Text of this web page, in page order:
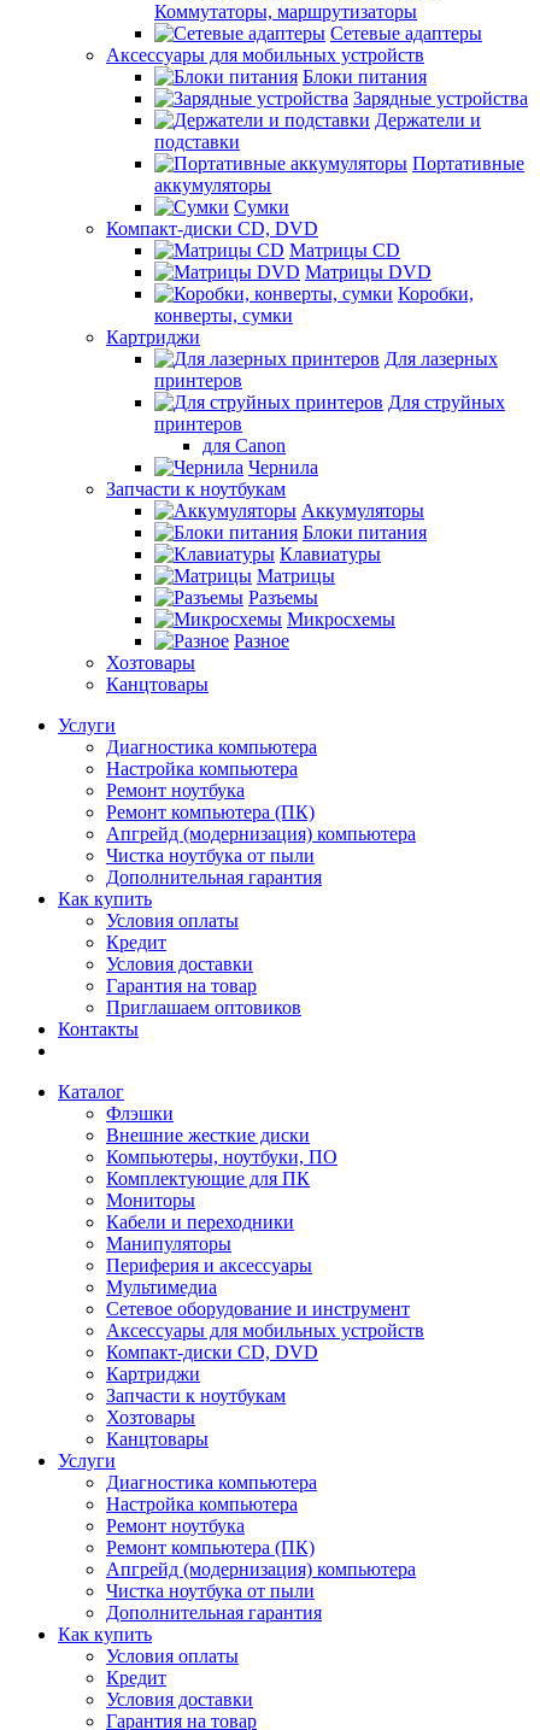
Коммутаторы, маршрутизаторы
Сетевые адаптеры
Аксессуары для мобильных устройств
Блоки питания
Зарядные устройства
Держатели и
подставки
Портативные
аккумуляторы
Сумки
Компакт-диски CD, DVD
Матрицы CD
Матрицы DVD
Коробки,
конверты, сумки
Картриджи
Для лазерных
принтеров
Для струйных
принтеров
для Canon
Чернила
Запчасти к ноутбукам
Аккумуляторы
Блоки питания
Клавиатуры
Матрицы
Разъемы
Микросхемы
Разное
Хозтовары
Канцтовары
Услуги
Диагностика компьютера
Настройка компьютера
Ремонт ноутбука
Ремонт компьютера (ПК)
Апгрейд (модернизация) компьютера
Чистка ноутбука от пыли
Дополнительная гарантия
Как купить
Условия оплаты
Кредит
Условия доставки
Гарантия на товар
Приглашаем оптовиков
Контакты
Каталог
Флэшки
Внешние жесткие диски
Компьютеры, ноутбуки, ПО
Комплектующие для ПК
Мониторы
Кабели и переходники
Манипуляторы
Периферия и аксессуары
Мультимедиа
Сетевое оборудование и инструмент
Аксессуары для мобильных устройств
Компакт-диски CD, DVD
Картриджи
Запчасти к ноутбукам
Хозтовары
Канцтовары
Услуги
Диагностика компьютера
Настройка компьютера
Ремонт ноутбука
Ремонт компьютера (ПК)
Апгрейд (модернизация) компьютера
Чистка ноутбука от пыли
Дополнительная гарантия
Как купить
Условия оплаты
Кредит
Условия доставки
Гарантия на товар